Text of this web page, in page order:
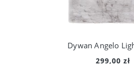
Dywan Angelo
299,00 zł